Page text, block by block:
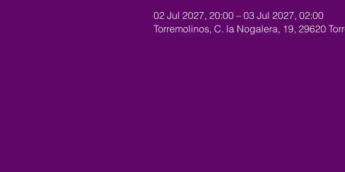
02 Jul 2027, 20:00 – 03 Jul 2027, 02:00
Torremolinos, C. la Nogalera, 19, 29620